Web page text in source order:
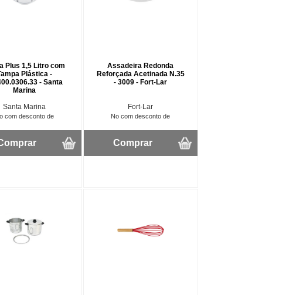
Plus 1,5 Litro com
Plástica -
- Santa
Marina
Santa Marina
com desconto de
Assadeira Redonda
Reforçada Acetinada N.35
- 3009 - Fort-Lar
Fort-Lar
No com desconto de
Comprar